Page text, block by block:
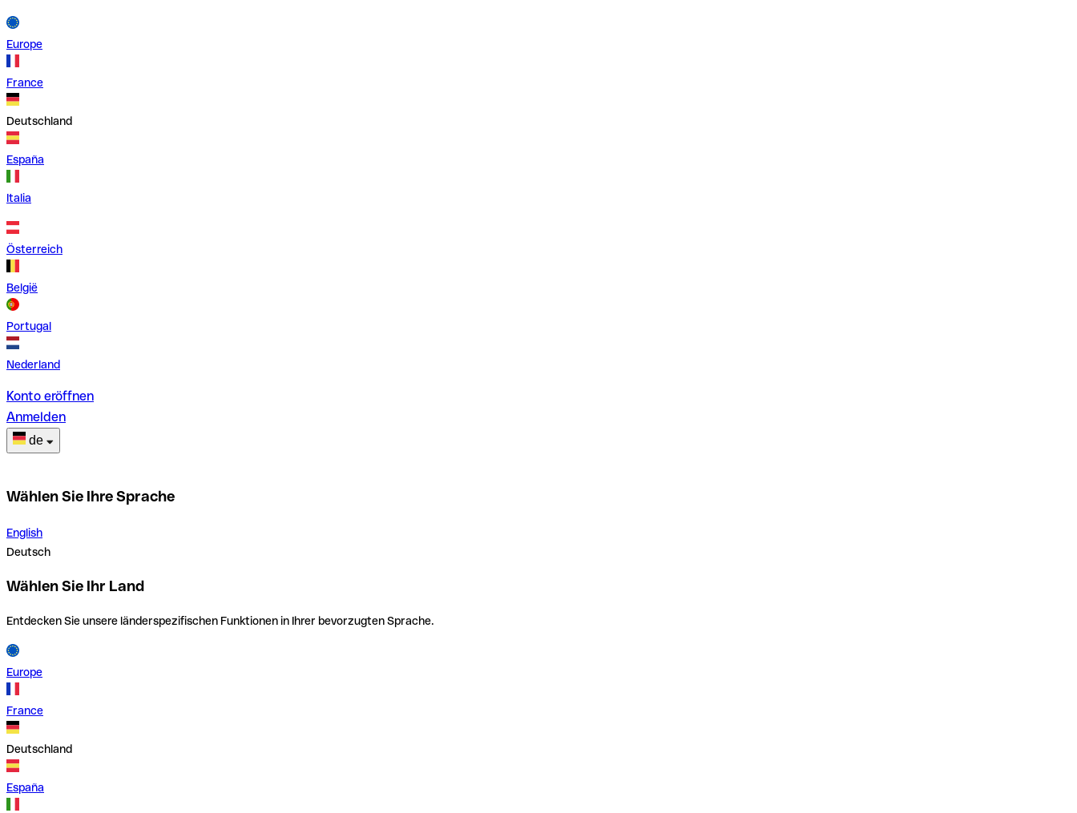
Europe
France
Deutschland
España
Italia
Österreich
België
Portugal
Nederland
Konto eröffnen
Anmelden
de
Wählen Sie Ihre Sprache
English
Deutsch
Wählen Sie Ihr Land
Entdecken Sie unsere länderspezifischen Funktionen in Ihrer bevorzugten Sprache.
Europe
France
Deutschland
España